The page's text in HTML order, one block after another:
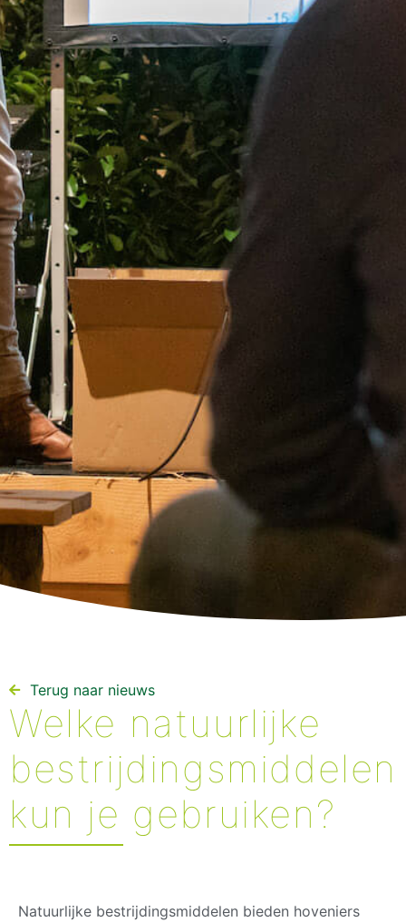
Terug naar nieuws​
Welke natuurlijke
bestrijdingsmiddelen
kun je gebruiken?
Natuurlijke bestrijdingsmiddelen bieden hoveniers